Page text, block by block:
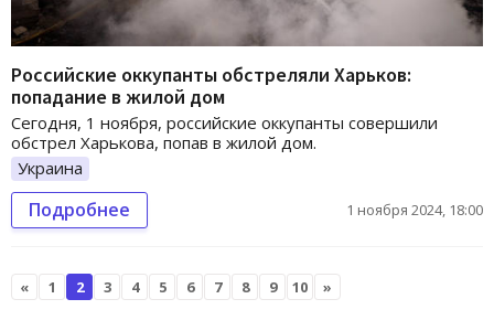
Российские оккупанты обстреляли Харьков:
попадание в жилой дом
Сегодня, 1 ноября, российские оккупанты совершили
обстрел Харькова, попав в жилой дом.
Украина
Подробнее 1 ноября 2024, 18:00
« 1 2 3 4 5 6 7 8 9 10 »